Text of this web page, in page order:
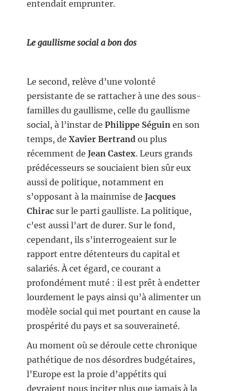
entendait emprunter.
Le gaullisme social a bon dos
Le second, relève d’une volonté
persistante de se rattacher à une des sous-
familles du gaullisme, celle du gaullisme
social, à l’instar de Philippe Séguin en son
temps, de Xavier Bertrand ou plus
récemment de Jean Castex. Leurs grands
prédécesseurs se souciaient bien sûr eux
aussi de politique, notamment en
s’opposant à la mainmise de Jacques
Chirac sur le parti gaulliste. La politique,
c’est aussi l’art de durer. Sur le fond,
cependant, ils s’interrogeaient sur le
rapport entre détenteurs du capital et
salariés. À cet égard, ce courant a
profondément muté : il est prêt à endetter
lourdement le pays ainsi qu’à alimenter un
modèle social qui met pourtant en cause la
prospérité du pays et sa souveraineté.
Au moment où se déroule cette chronique
pathétique de nos désordres budgétaires,
l’Europe est la proie d’appétits qui
devraient nous inciter plus que jamais à la